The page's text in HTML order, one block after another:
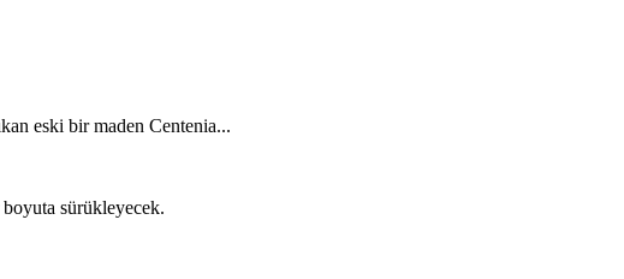
eski bir maden Centenia...
sürükleyecek.